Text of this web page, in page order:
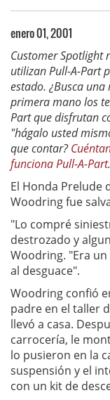
enero 01, 2001
Customer Spotlight
utilizan Pull-A-Part
estado. ¿Busca una
primera mano los
Part que disfrutan
"hágalo usted
que contar?
funciona Pull-A-Part.
El Honda Prelude
Woodring fue
"Lo compré
destrozado y
Woodring. "Era
al desguace".
Woodring confió
padre en el taller
llevó a casa.
carrocería, le
lo pusieron en la
suspensión y el
con un kit de